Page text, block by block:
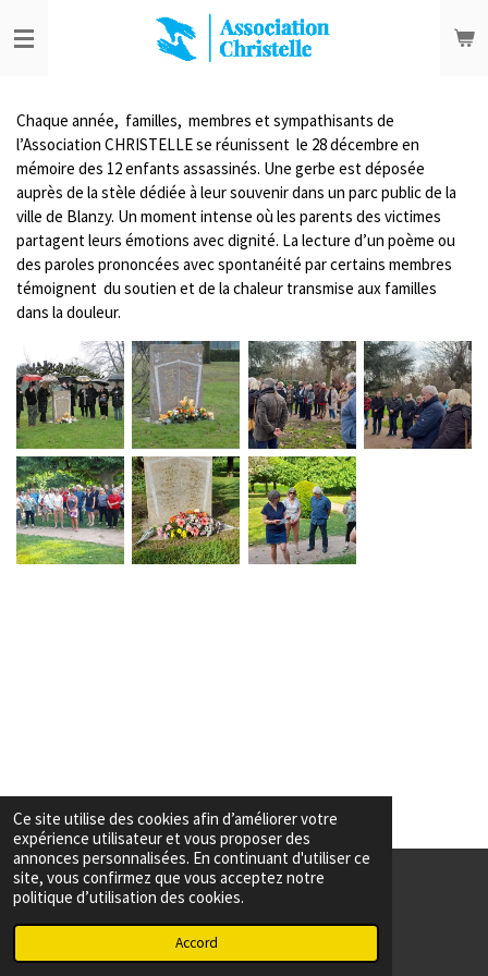
Ce site utilise des cookies afin d’améliorer votre
expérience utilisateur et vous proposer des
annonces personnalisées. En continuant d'utiliser ce
site, vous confirmez que vous acceptez notre
politique d’utilisation des cookies.
Accord
au
Chaque année, familles, membres et sympathisants de
l’Association CHRISTELLE se réunissent le 28 décembre en
mémoire des 12 enfants assassinés. Une gerbe est déposée
auprès de la stèle dédiée à leur souvenir dans un parc public de la
ville de Blanzy. Un moment intense où les parents des victimes
partagent leurs émotions avec dignité. La lecture d’un poème ou
des paroles prononcées avec spontanéité par certains membres
témoignent du soutien et de la chaleur transmise aux familles
dans la douleur.
© 2023 - 2026 Association Christelle